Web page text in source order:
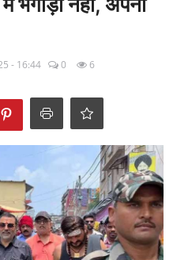
- 16:44 0 6